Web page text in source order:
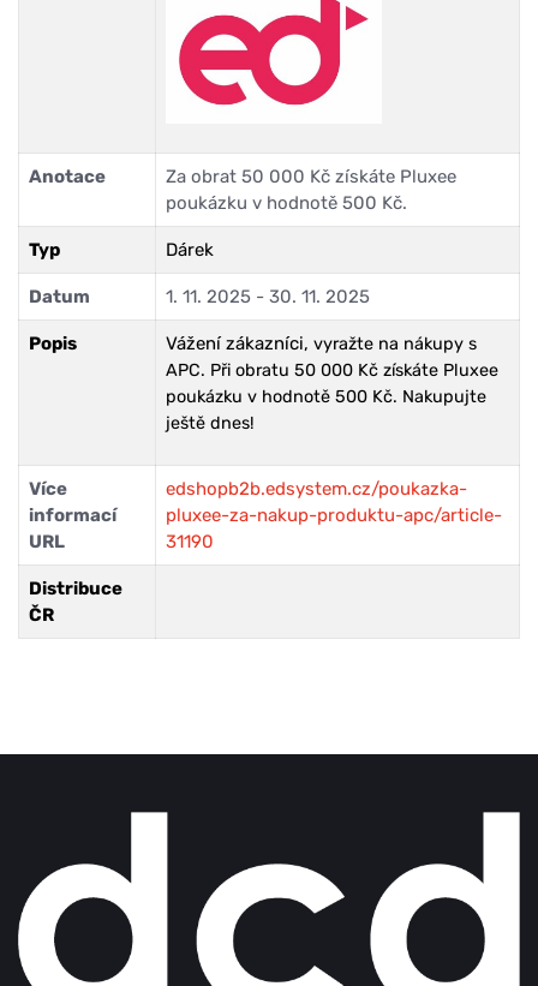
Anotace
Za obrat 50 000 Kč získáte Pluxee
poukázku v hodnotě 500 Kč.
Typ Dárek
Datum 1. 11. 2025 - 30. 11. 2025
Popis Vážení zákazníci, vyražte na nákupy s
APC. Při obratu 50 000 Kč získáte Pluxee
poukázku v hodnotě 500 Kč. Nakupujte
ještě dnes!
Více
informací
URL
edshopb2b.edsystem.cz/poukazka-
pluxee-za-nakup-produktu-apc/article-
31190
Distribuce
ČR